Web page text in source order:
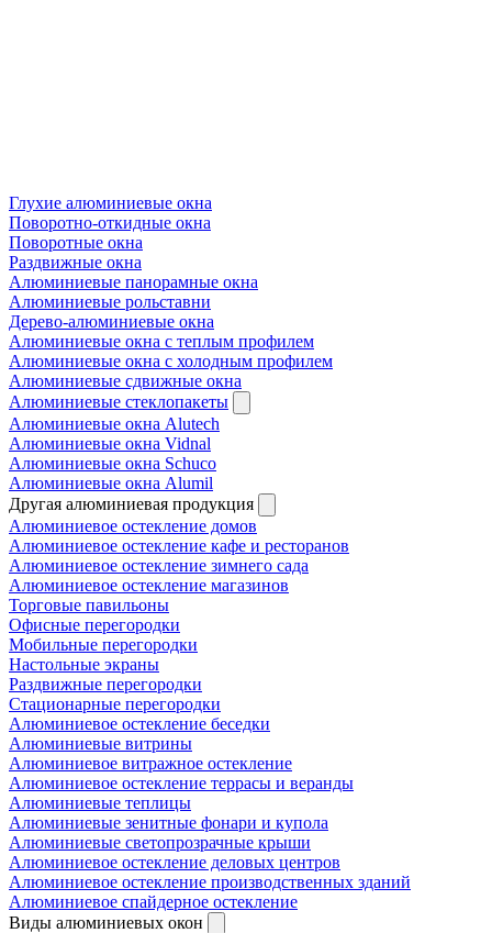
Глухие алюминиевые окна
Поворотно-откидные окна
Поворотные окна
Раздвижные окна
Алюминиевые панорамные окна
Алюминиевые рольставни
Дерево-алюминиевые окна
Алюминиевые окна с теплым профилем
Алюминиевые окна с холодным профилем
Алюминиевые сдвижные окна
Алюминиевые стеклопакеты
Алюминиевые окна Alutech
Алюминиевые окна Vidnal
Алюминиевые окна Schuco
Алюминиевые окна Alumil
Другая алюминиевая продукция
Алюминиевое остекление домов
Алюминиевое остекление кафе и ресторанов
Алюминиевое остекление зимнего сада
Алюминиевое остекление магазинов
Торговые павильоны
Офисные перегородки
Мобильные перегородки
Настольные экраны
Раздвижные перегородки
Стационарные перегородки
Алюминиевое остекление беседки
Алюминиевые витрины
Алюминиевое витражное остекление
Алюминиевое остекление террасы и веранды
Алюминиевые теплицы
Алюминиевые зенитные фонари и купола
Алюминиевые светопрозрачные крыши
Алюминиевое остекление деловых центров
Алюминиевое остекление производственных зданий
Алюминиевое спайдерное остекление
Виды алюминиевых окон